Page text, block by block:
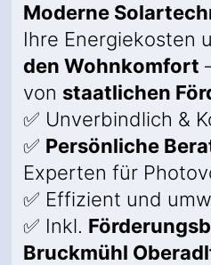
Moderne
Ihre Energiekosten
den Wohnkomfort
von staatlichen
✅ Unverbindlich &
✅ Persönliche
Experten für
✅ Effizient und
✅ Inkl.
Bruckmühl